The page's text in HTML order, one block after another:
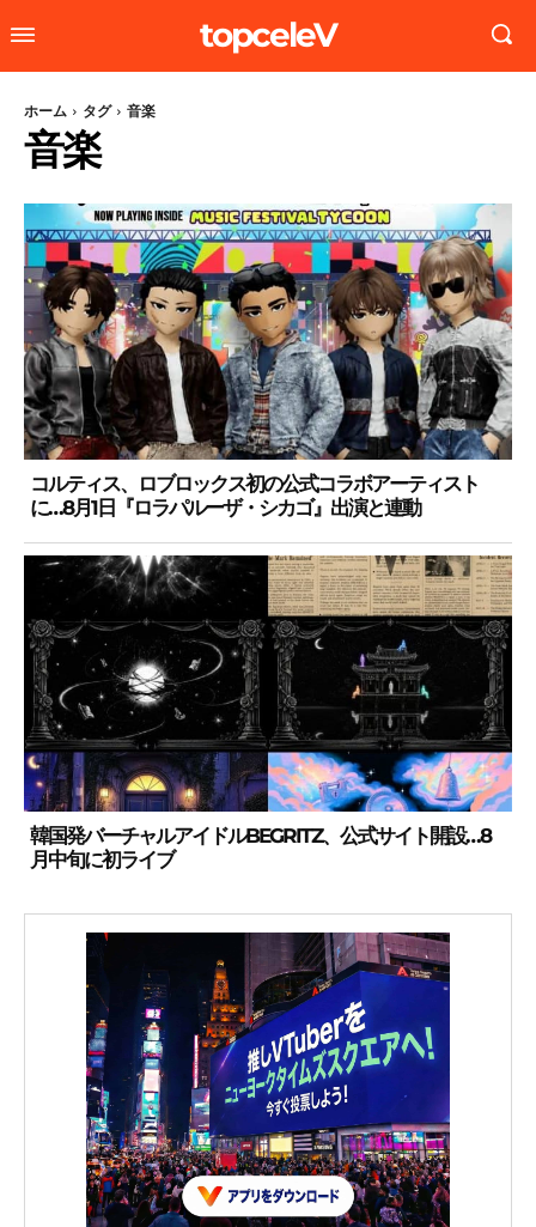
topceleV
ホーム タグ 音楽
音楽
コルティス、ロブロックス初の公式コラボアーティスト
に…8月1日『ロラパルーザ・シカゴ』出演と連動
韓国発バーチャルアイドルBEGRITZ、公式サイト開設…8
月中旬に初ライブ